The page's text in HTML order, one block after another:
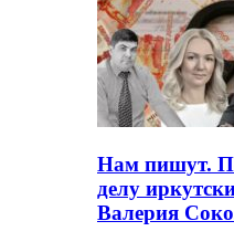
Нам пишут.
делу
Валерия